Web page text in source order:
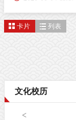
队联合物理学系季
mapping of glioma
受激拉曼散射（
术与无监督学习图
卡片 列表
文化校历
<